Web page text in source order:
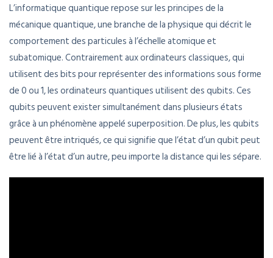
L’informatique quantique repose sur les principes de la
mécanique quantique, une branche de la physique qui décrit le
comportement des particules à l’échelle atomique et
subatomique. Contrairement aux ordinateurs classiques, qui
utilisent des bits pour représenter des informations sous forme
de 0 ou 1, les ordinateurs quantiques utilisent des qubits. Ces
qubits peuvent exister simultanément dans plusieurs états
grâce à un phénomène appelé superposition. De plus, les qubits
peuvent être intriqués, ce qui signifie que l’état d’un qubit peut
être lié à l’état d’un autre, peu importe la distance qui les sépare.